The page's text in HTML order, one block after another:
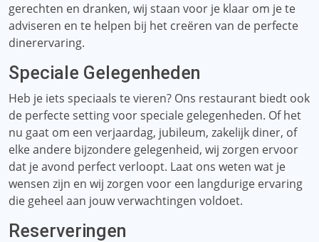
gerechten en dranken, wij staan ​​voor je klaar om je te
adviseren en te helpen bij het creëren van de perfecte
dinerervaring.
Speciale Gelegenheden
Heb je iets speciaals te vieren? Ons restaurant biedt ook
de perfecte setting voor speciale gelegenheden. Of het
nu gaat om een ​​verjaardag, jubileum, zakelijk diner, of
elke andere bijzondere gelegenheid, wij zorgen ervoor
dat je avond perfect verloopt. Laat ons weten wat je
wensen zijn en wij zorgen voor een langdurige ervaring
die geheel aan jouw verwachtingen voldoet.
Reserveringen